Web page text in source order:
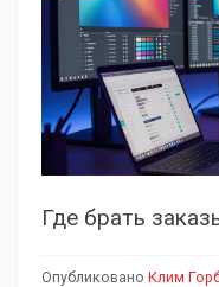
Опубликовано Клим